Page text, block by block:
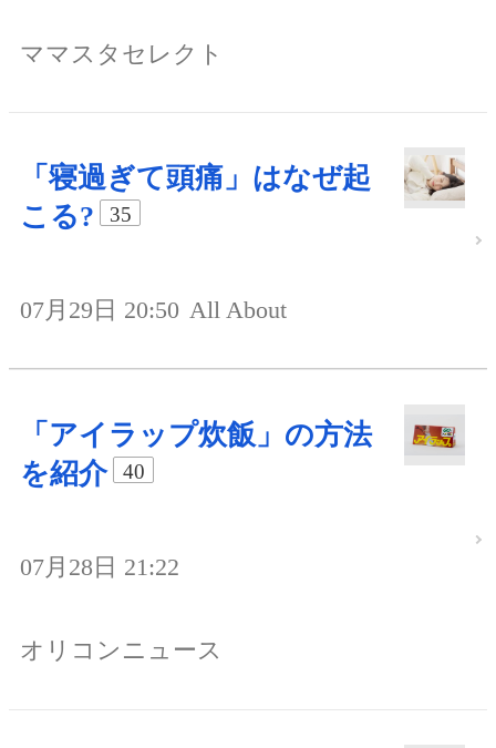
ママスタセレクト
「寝過ぎて頭痛」はなぜ起
こる?
35
07月29日 20:50 All About
「アイラップ炊飯」の方法
を紹介
40
07月28日 21:22
オリコンニュース